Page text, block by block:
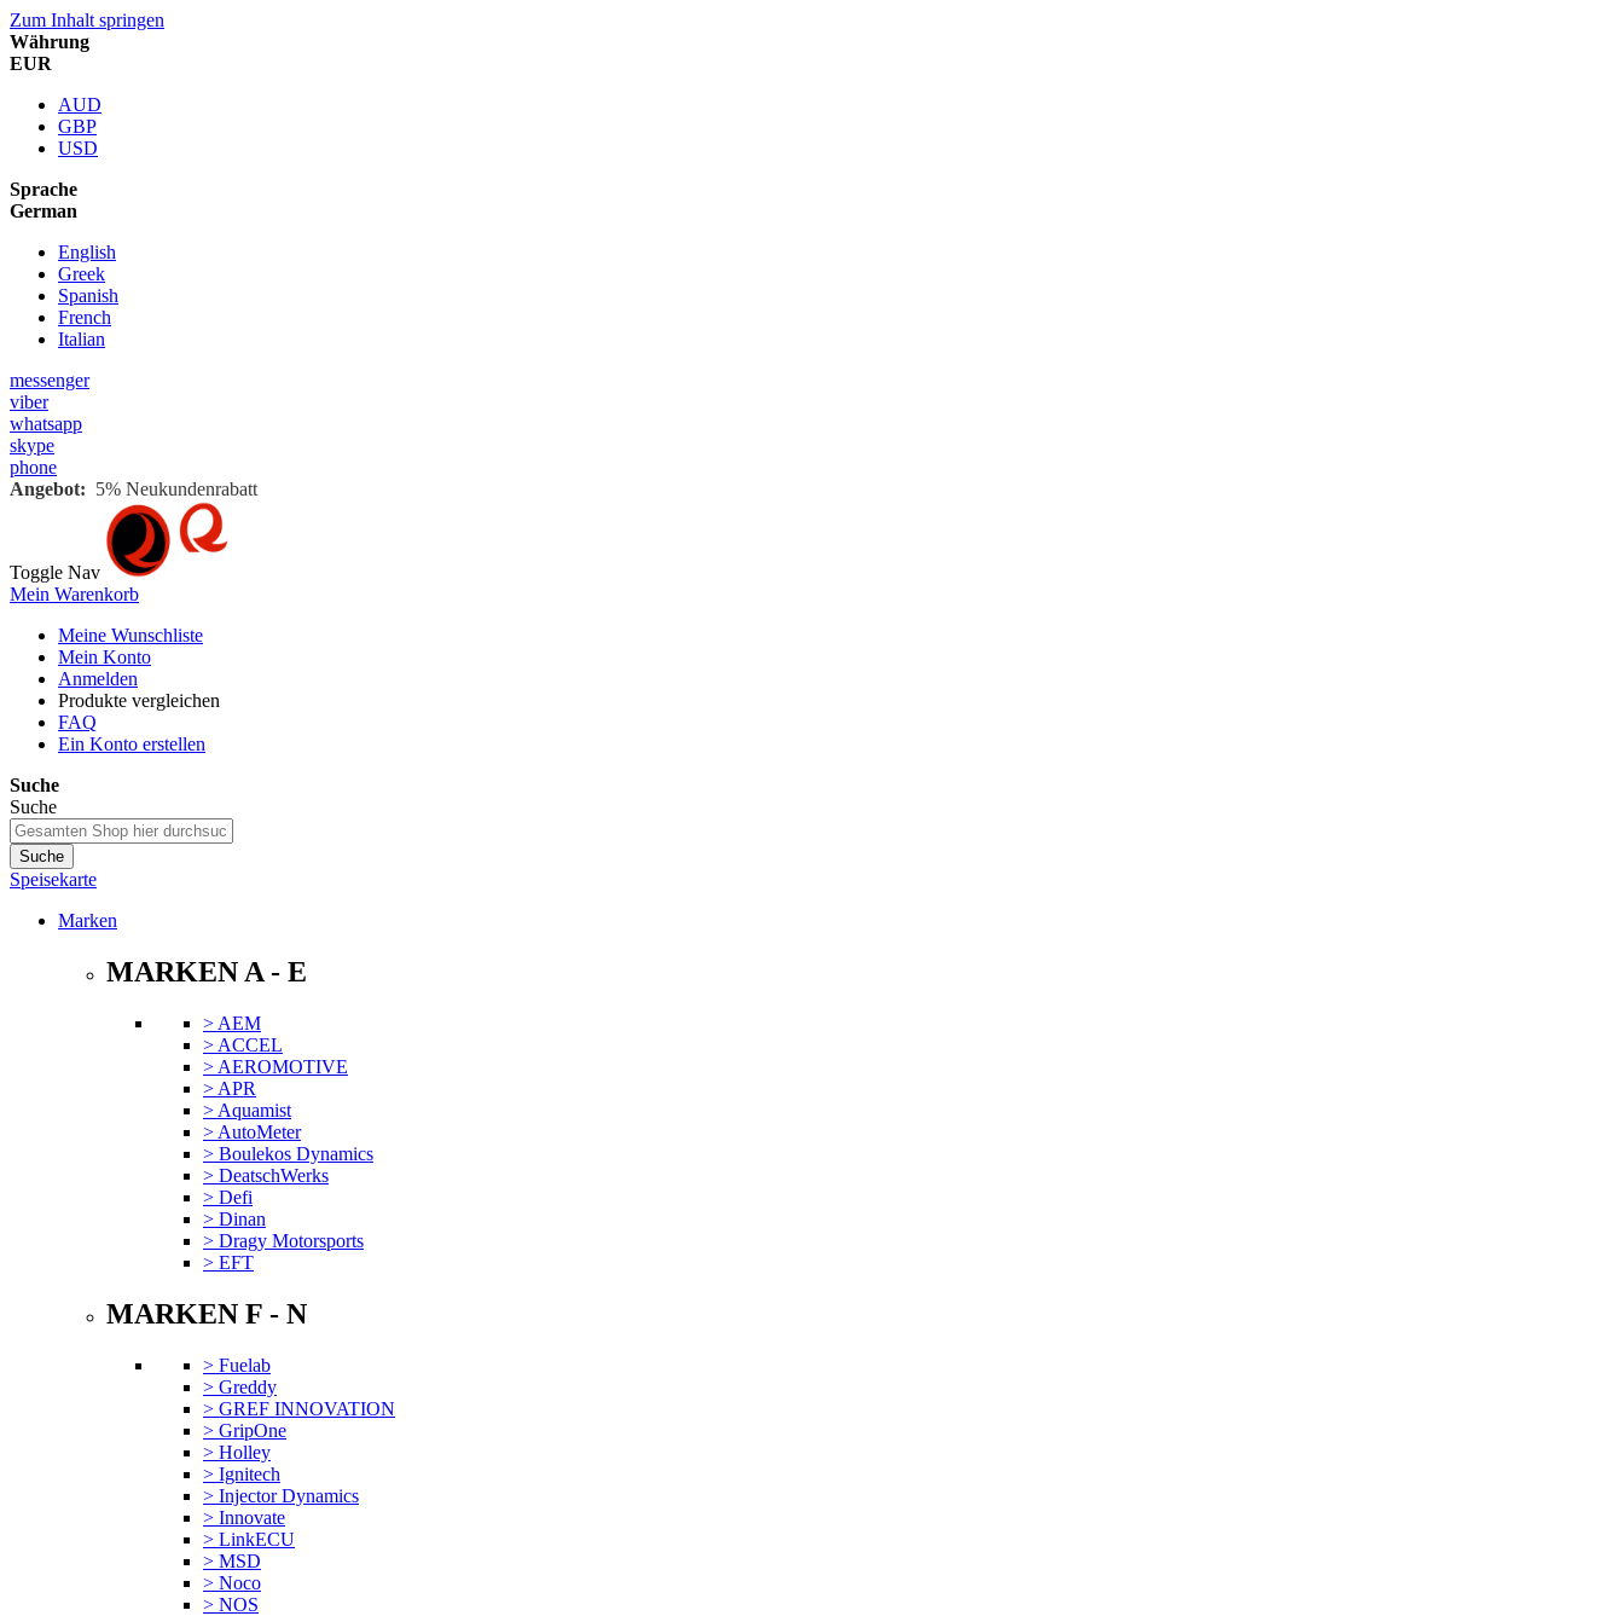
Zum Inhalt springen
Währung
EUR
AUD
GBP
USD
Sprache
German
English
Greek
Spanish
French
Italian
messenger
viber
whatsapp
skype
phone
Angebot: 5% Neukundenrabatt
Toggle Nav
Mein Warenkorb
Meine Wunschliste
Mein Konto
Anmelden
Produkte vergleichen
FAQ
Ein Konto erstellen
Suche
Suche
Suche
Speisekarte
Marken
MARKEN A - E
> AEM
> ACCEL
> AEROMOTIVE
> APR
> Aquamist
> AutoMeter
> Boulekos Dynamics
> DeatschWerks
> Defi
> Dinan
> Dragy Motorsports
> EFT
MARKEN F - N
> Fuelab
> Greddy
> GREF INNOVATION
> GripOne
> Holley
> Ignitech
> Injector Dynamics
> Innovate
> LinkECU
> MSD
> Noco
> NOS